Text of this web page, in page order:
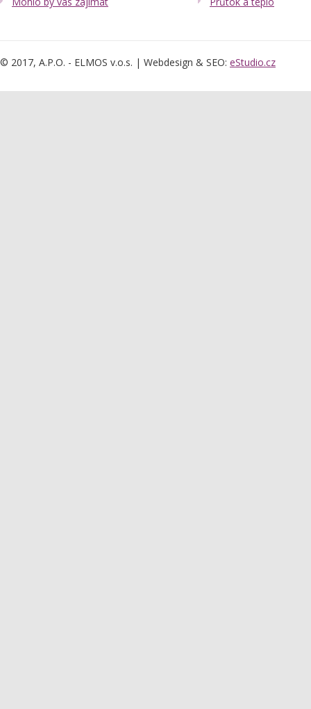
© 2017, A.P.O. - ELMOS v.o.s. | Webdesign & SEO: eStudio.cz